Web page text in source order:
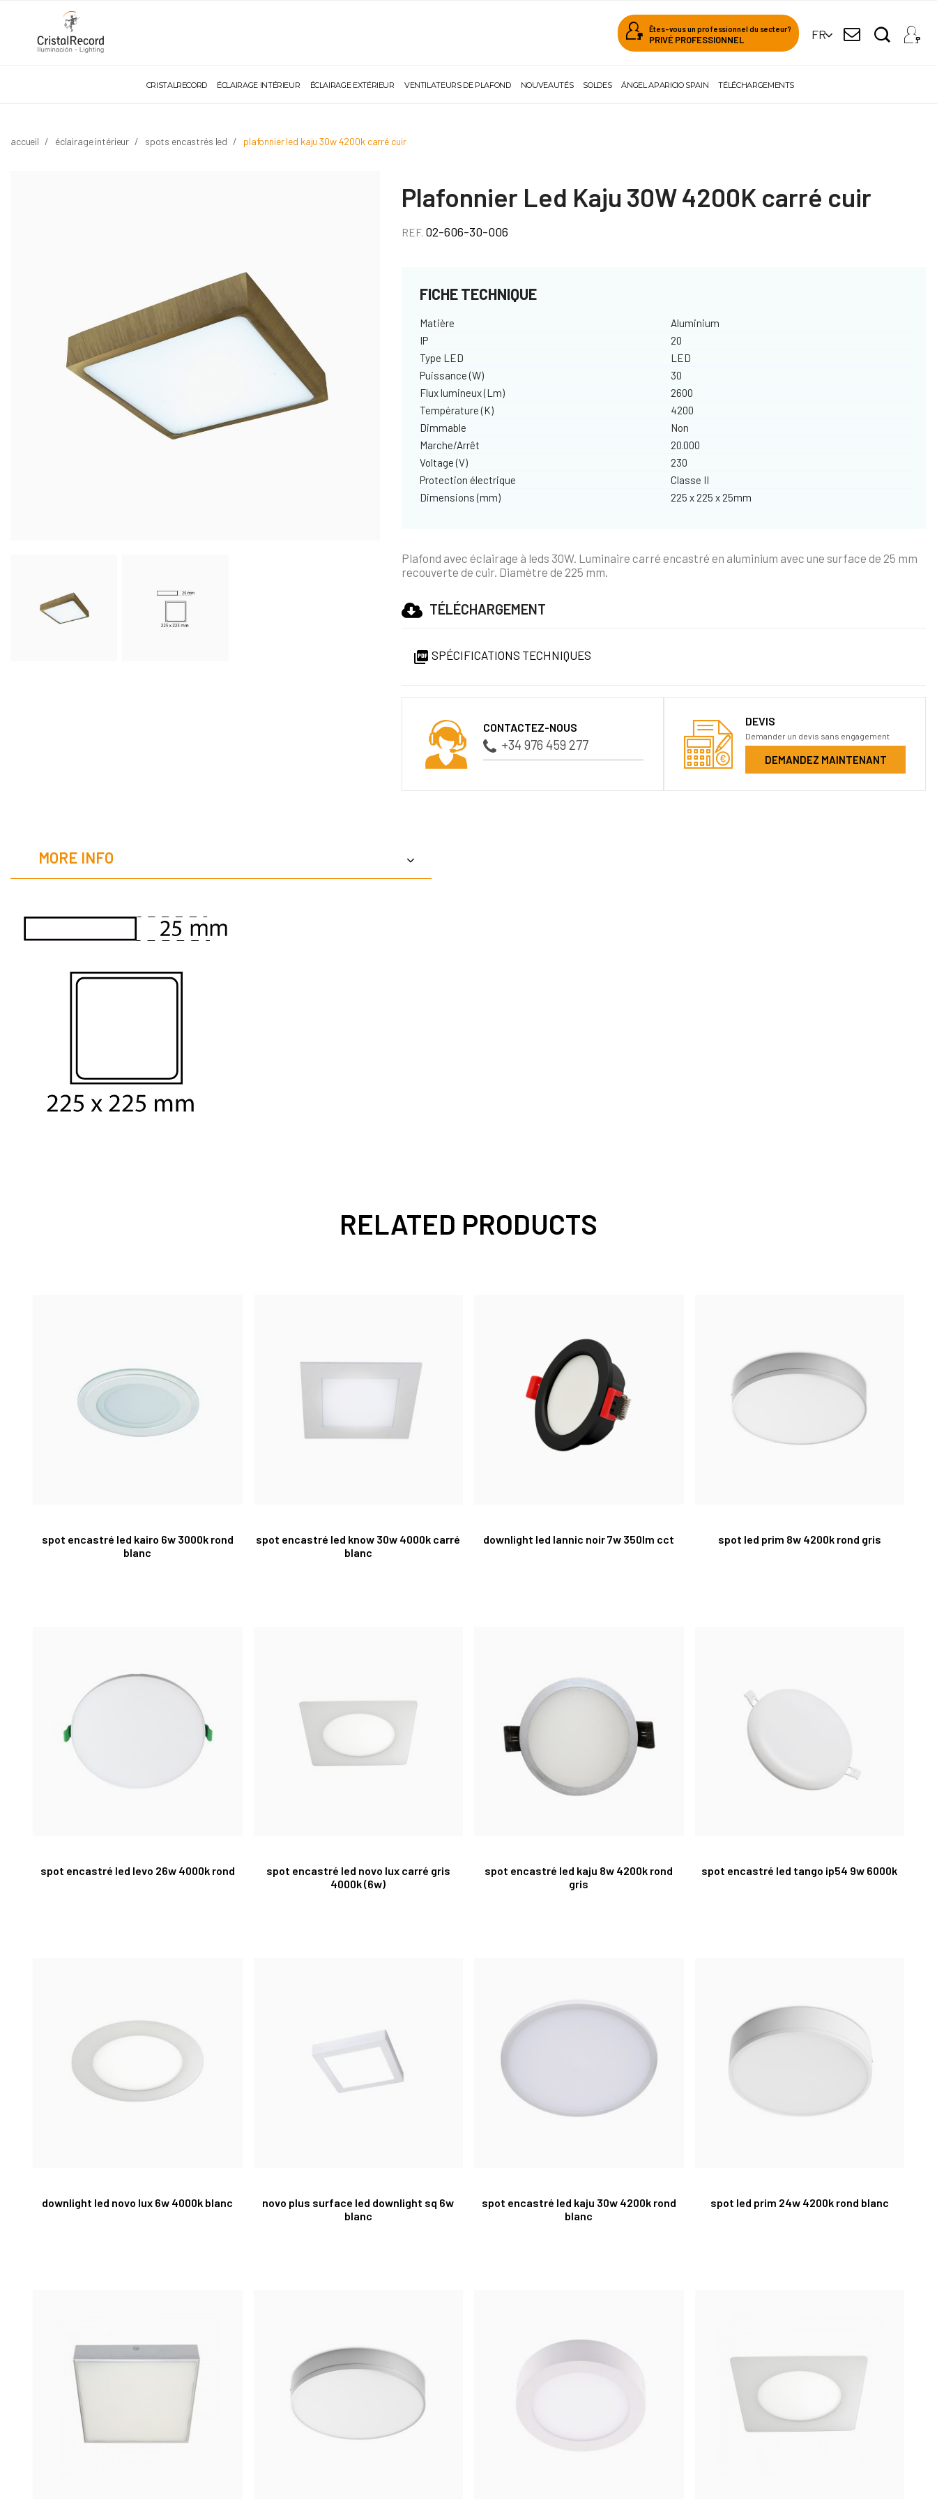
Êtes-vous un professionnel du secteur?
PRIVÉ PROFESSIONNEL FR
CRISTALRECORD ÉCLAIRAGE INTÉRIEUR ÉCLAIRAGE EXTÉRIEUR VENTILATEURS DE PLAFOND NOUVEAUTÉS SOLDES ÁNGEL APARICIO SPAIN TÉLÉCHARGEMENTS
accueil éclairage intérieur spots encastrés led plafonnier led kaju 30w 4200k carré cuir
Plafonnier Led Kaju 30W 4200K carré cuir
REF. 02-606-30-006
FICHE TECHNIQUE
Matière
Aluminium
IP
20
Type LED
LED
Puissance (W)
30
Flux lumineux (Lm)
2600
Température (K)
4200
Dimmable
Non
Marche/Arrêt
20.000
Voltage (V)
230
Protection électrique
Classe II
Dimensions (mm)
225 x 225 x 25mm
Plafond avec éclairage à leds 30W. Luminaire carré encastré en aluminium avec une surface de 25 mm
recouverte de cuir. Diamètre de 225 mm.
TÉLÉCHARGEMENT
 SPÉCIFICATIONS TECHNIQUES
CONTACTEZ-NOUS
+34 976 459 277
DEVIS
Demander un devis sans engagement
DEMANDEZ MAINTENANT
MORE INFO
RELATED PRODUCTS
spot encastré led kairo 6w 3000k rond
blanc
spot encastré led know 30w 4000k carré
blanc
downlight led lannic noir 7w 350lm cct spot led prim 8w 4200k rond gris
spot encastré led levo 26w 4000k rond
spot encastré led novo lux carré gris
4000k (6w)
spot encastré led kaju 8w 4200k rond
gris
spot encastré led tango ip54 9w 6000k
downlight led novo lux 6w 4000k blanc
novo plus surface led downlight sq 6w
blanc
spot encastré led kaju 30w 4200k rond
blanc
spot led prim 24w 4200k rond blanc